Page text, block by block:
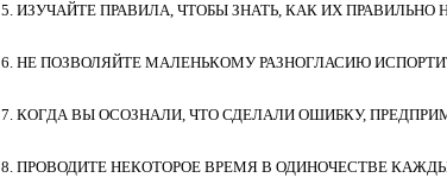
5. ИЗУЧАЙТЕ ПРАВИЛА, ЧТОБЫ ЗНАТЬ, КАК ИХ ПРАВИЛЬНО
6. НЕ ПОЗВОЛЯЙТЕ МАЛЕНЬКОМУ РАЗНОГЛАСИЮ
7. КОГДА ВЫ ОСОЗНАЛИ, ЧТО СДЕЛАЛИ ОШИБКУ,
8. ПРОВОДИТЕ НЕКОТОРОЕ ВРЕМЯ В ОДИНОЧЕСТВЕ